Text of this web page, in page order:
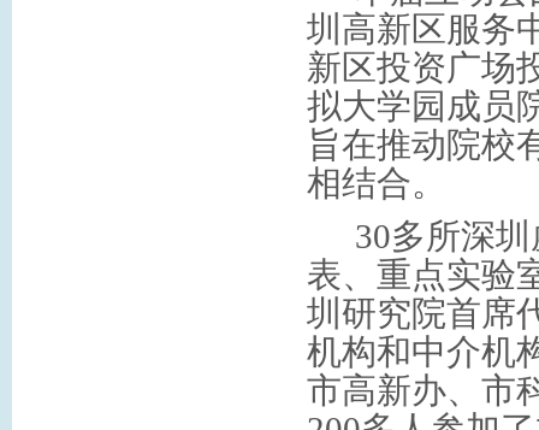
圳高新区服务
新区投资广场
拟大学园成员
旨在推动院校
相结合。
30多所深圳
表、重点实验
圳研究院首席
机构和中介机
市高新办、市